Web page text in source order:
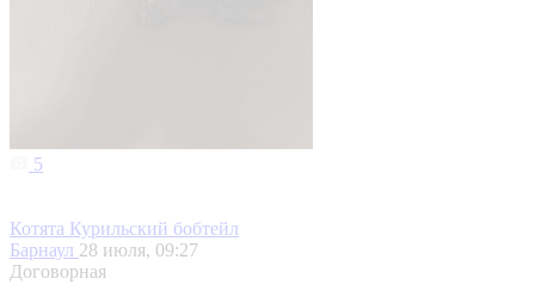
5
Котята Курильский бобтейл
Барнаул 28 июля, 09:27
Договорная